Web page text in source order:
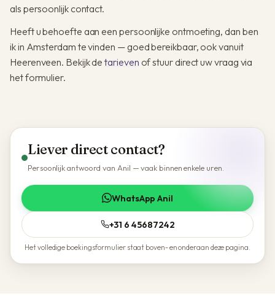
als persoonlijk contact.
Heeft u behoefte aan een persoonlijke ontmoeting, dan ben
ik in Amsterdam te vinden — goed bereikbaar, ook vanuit
Heerenveen. Bekijk detarieven of stuur direct uw vraag via
het formulier.
Liever direct contact?
Persoonlijk antwoord van Anil — vaak binnen enkele uren.
WhatsApp Anil
+31 6 45687242
Het volledige boekingsformulier staat boven- en onderaan deze pagina.